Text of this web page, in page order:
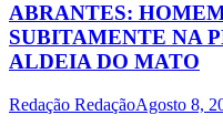
ABRANTES:
SUBITAMENTE NA
ALDEIA DO MATO
Redação RedaçãoAgosto 8,